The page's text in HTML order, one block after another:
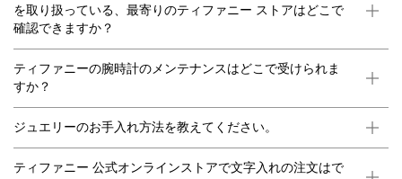
を取り扱っている、最寄りのティファニー ストアはどこで
確認できますか？
ティファニーの腕時計のメンテナンスはどこで受けられま
すか？
ジュエリーのお手入れ方法を教えてください。
ティファニー 公式オンラインストアで文字入れの注文はで